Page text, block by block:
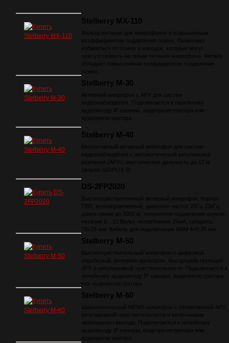
Stelberry MX-110
Фильтр питания для микрофонов с повышенным
коэффициентом подавления помех. Позволяет
избавиться от помех и наводок, которые могут
присутствовать на линии питания микрофона. Фильтр
обладает повышенным коэфициентом подавления
помех.
Stelberry M-30
Активный микрофон с АРУ для систем
видеонаблюдения. Подключается к линейному
аудиовходу IP камеры, видеорегистратора или
аудиорегистратора.
Stelberry M-40
Миниатюрный активный микрофон для систем
видеонаблюдения с автоматической регулировка
усиления (АРУ); акустическая дальность до 12 м
(аналог ШОРОХ-9)
DS-2FP2020
Высокочувствительный активный микрофон. Корпус
ПВХ, всенаправленный; диапазон частот 20Гц-20кГц,
длина линии до 3000 м, технология подавления шумов;
питание 9…15 Вольт, потребление 25мА, габариты
78х28 мм. Кабель для подключения КММ 4х0,35 мм
Stelberry М-50
Высокочувствительный микрофон с цифровой
обработкой, речевым фильтром, быстродействующей
АРУ и регулировкой чувствительности. Подключается к
линейному аудиовходу IP камеры, видеорегистратора
или аудиорегистратора.
Stelberry M-60
Широкополосный MEMS микрофон с отключаемой АРУ,
регулировкой чувствительности и включением
низкоомного выхода. Подключается к линейному
аудиовходу IP камеры, видеорегистратора или
аудиорегистратора.